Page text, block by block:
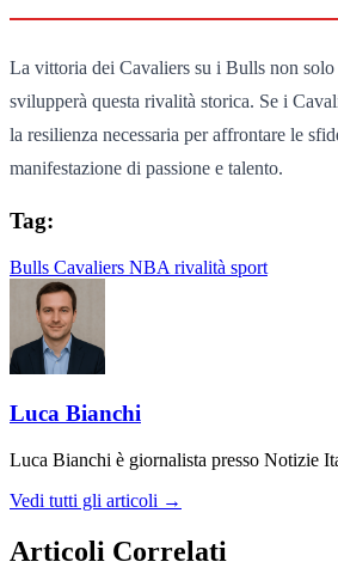
La vittoria dei Cavaliers su i Bulls non solo
svilupperà questa rivalità storica. Se i
la resilienza necessaria per affrontare le
manifestazione di passione e talento.
Tag:
Bulls Cavaliers NBA rivalità sport
Luca Bianchi
Luca Bianchi è giornalista presso Notizie
Vedi tutti gli articoli →
Articoli Correlati